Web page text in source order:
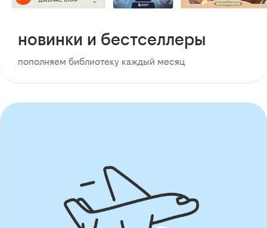
новинки и бестселлеры
пополняем библиотеку каждый месяц